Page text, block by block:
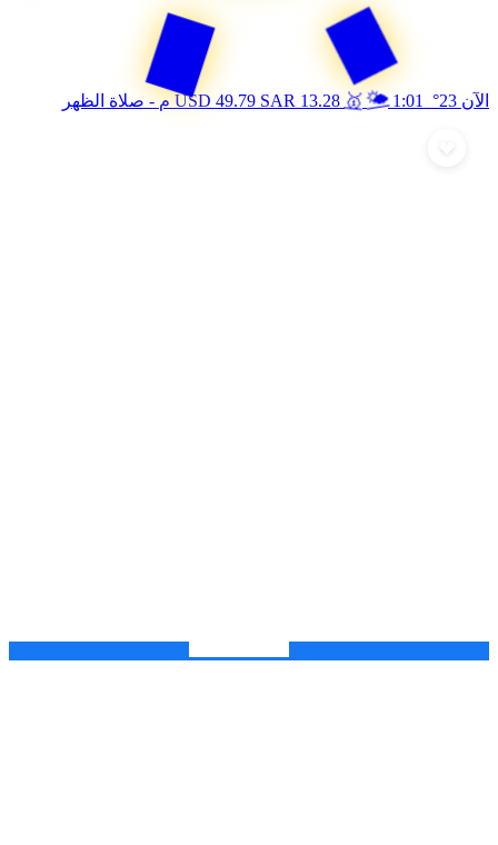
الآن 23° USD 49.79 SAR 13.28 🥇🌤️ 1:01 م - صلاة الظهر